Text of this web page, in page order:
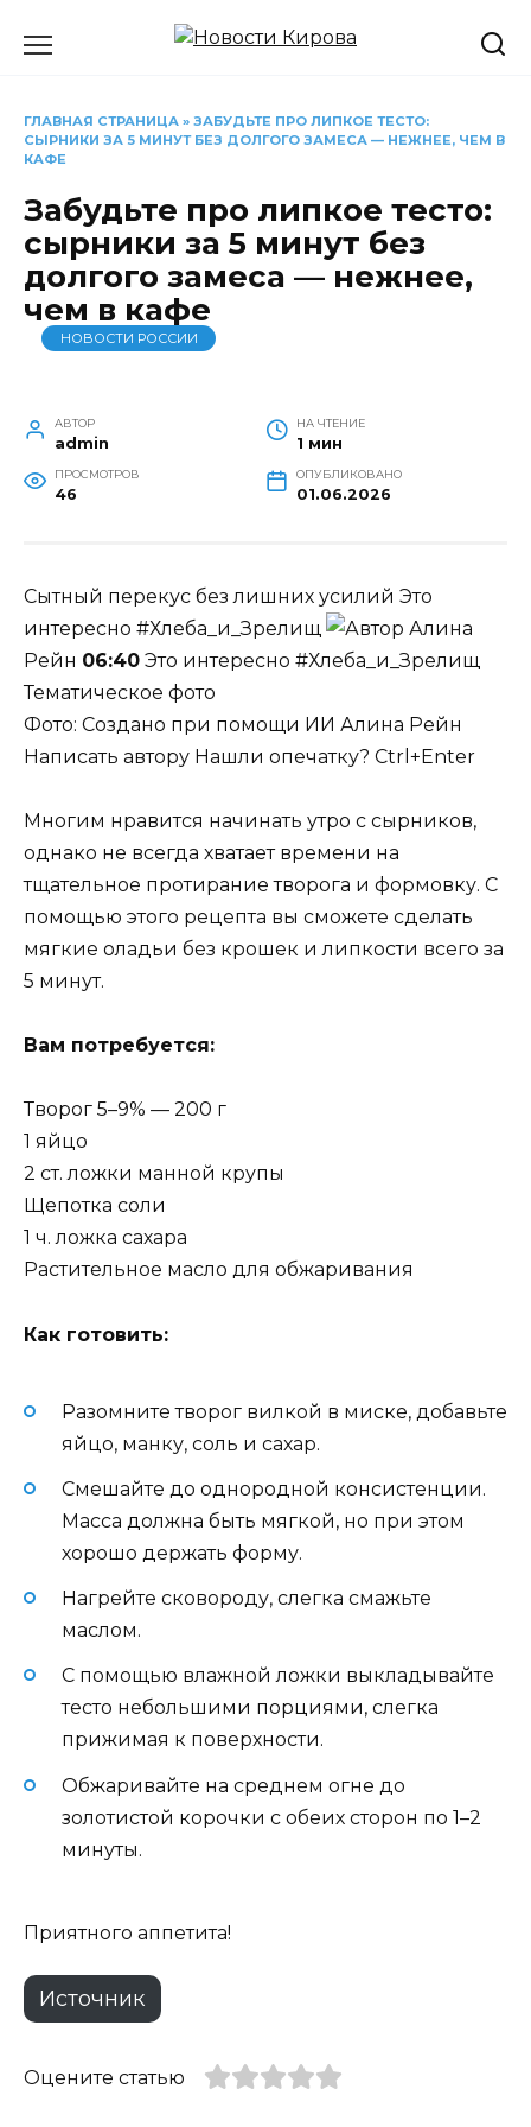
ГЛАВНАЯ СТРАНИЦА » ЗАБУДЬТЕ ПРО ЛИПКОЕ ТЕСТО:
СЫРНИКИ ЗА 5 МИНУТ БЕЗ ДОЛГОГО ЗАМЕСА — НЕЖНЕЕ, ЧЕМ В
КАФЕ
Забудьте про липкое тесто:
сырники за 5 минут без
долгого замеса — нежнее,
чем в кафе
НОВОСТИ РОССИИ
АВТОР
admin
НА ЧТЕНИЕ
1 мин
ПРОСМОТРОВ
46
ОПУБЛИКОВАНО
01.06.2026
Сытный перекус без лишних усилий Это
интересно #Хлеба_и_Зрелищ
Алина
Рейн 06:40 Это интересно #Хлеба_и_Зрелищ
Тематическое фото
Фото: Создано при помощи ИИ Алина Рейн
Написать автору Нашли опечатку? Ctrl+Enter
Многим нравится начинать утро с сырников,
однако не всегда хватает времени на
тщательное протирание творога и формовку. С
помощью этого рецепта вы сможете сделать
мягкие оладьи без крошек и липкости всего за
5 минут.
Вам потребуется:
Творог 5–9% — 200 г
1 яйцо
2 ст. ложки манной крупы
Щепотка соли
1 ч. ложка сахара
Растительное масло для обжаривания
Как готовить:
Разомните творог вилкой в миске, добавьте
яйцо, манку, соль и сахар.
Смешайте до однородной консистенции.
Масса должна быть мягкой, но при этом
хорошо держать форму.
Нагрейте сковороду, слегка смажьте
маслом.
С помощью влажной ложки выкладывайте
тесто небольшими порциями, слегка
прижимая к поверхности.
Обжаривайте на среднем огне до
золотистой корочки с обеих сторон по 1–2
минуты.
Приятного аппетита!
Источник
Оцените статью